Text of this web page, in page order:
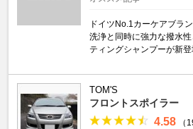
ドイツNo.1カーケアブラ
洗浄と同時に強力な撥水
ティングシャンプーが新
TOM'S
フロントスポイラー
4.58 （